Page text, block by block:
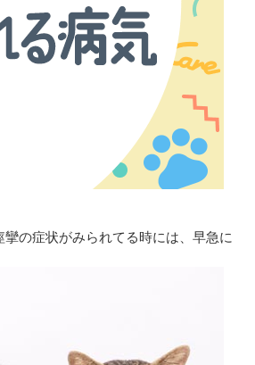
の症状がみられてる時には、早急に